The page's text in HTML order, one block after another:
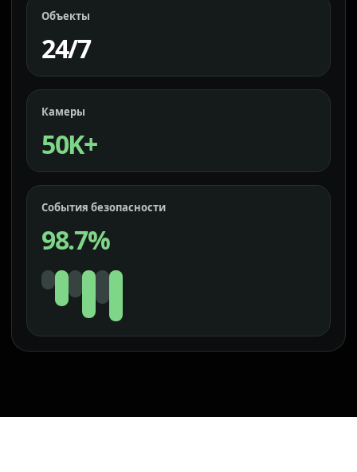
Объекты
24/7
Камеры
50K+
События безопасности
98.7%